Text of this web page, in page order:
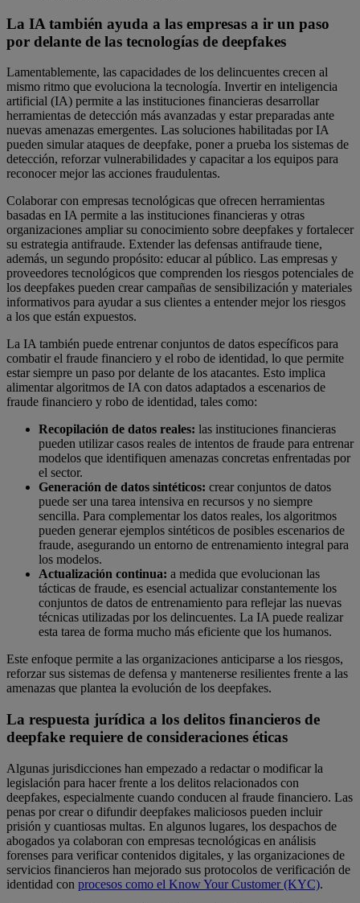
La IA también ayuda a las empresas a ir un paso
por delante de las tecnologías de deepfakes
Lamentablemente, las capacidades de los delincuentes crecen al
mismo ritmo que evoluciona la tecnología. Invertir en inteligencia
artificial (IA) permite a las instituciones financieras desarrollar
herramientas de detección más avanzadas y estar preparadas ante
nuevas amenazas emergentes. Las soluciones habilitadas por IA
pueden simular ataques de deepfake, poner a prueba los sistemas de
detección, reforzar vulnerabilidades y capacitar a los equipos para
reconocer mejor las acciones fraudulentas.
Colaborar con empresas tecnológicas que ofrecen herramientas
basadas en IA permite a las instituciones financieras y otras
organizaciones ampliar su conocimiento sobre deepfakes y fortalecer
su estrategia antifraude. Extender las defensas antifraude tiene,
además, un segundo propósito: educar al público. Las empresas y
proveedores tecnológicos que comprenden los riesgos potenciales de
los deepfakes pueden crear campañas de sensibilización y materiales
informativos para ayudar a sus clientes a entender mejor los riesgos
a los que están expuestos.
La IA también puede entrenar conjuntos de datos específicos para
combatir el fraude financiero y el robo de identidad, lo que permite
estar siempre un paso por delante de los atacantes. Esto implica
alimentar algoritmos de IA con datos adaptados a escenarios de
fraude financiero y robo de identidad, tales como:
Recopilación de datos reales: las instituciones financieras
pueden utilizar casos reales de intentos de fraude para entrenar
modelos que identifiquen amenazas concretas enfrentadas por
el sector.
Generación de datos sintéticos: crear conjuntos de datos
puede ser una tarea intensiva en recursos y no siempre
sencilla. Para complementar los datos reales, los algoritmos
pueden generar ejemplos sintéticos de posibles escenarios de
fraude, asegurando un entorno de entrenamiento integral para
los modelos.
Actualización continua: a medida que evolucionan las
tácticas de fraude, es esencial actualizar constantemente los
conjuntos de datos de entrenamiento para reflejar las nuevas
técnicas utilizadas por los delincuentes. La IA puede realizar
esta tarea de forma mucho más eficiente que los humanos.
Este enfoque permite a las organizaciones anticiparse a los riesgos,
reforzar sus sistemas de defensa y mantenerse resilientes frente a las
amenazas que plantea la evolución de los deepfakes.
La respuesta jurídica a los delitos financieros de
deepfake requiere de consideraciones éticas
Algunas jurisdicciones han empezado a redactar o modificar la
legislación para hacer frente a los delitos relacionados con
deepfakes, especialmente cuando conducen al fraude financiero. Las
penas por crear o difundir deepfakes maliciosos pueden incluir
prisión y cuantiosas multas. En algunos lugares, los despachos de
abogados ya colaboran con empresas tecnológicas en análisis
forenses para verificar contenidos digitales, y las organizaciones de
servicios financieros han mejorado sus protocolos de verificación de
identidad con procesos como el Know Your Customer (KYC).